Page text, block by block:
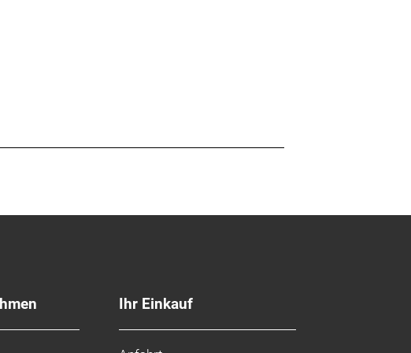
80 mm Reach, 124 mm Drop, 41 cm
Ihr Einkauf